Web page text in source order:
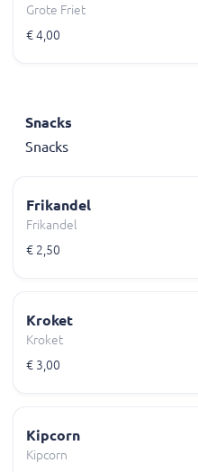
Grote Friet
€ 4,00
Snacks
Snacks
Frikandel
Frikandel
€ 2,50
Kroket
Kroket
€ 3,00
Kipcorn
Kipcorn